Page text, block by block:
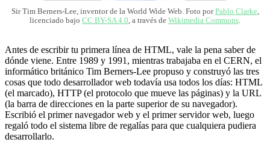
Sir Tim Berners-Lee, inventor de la World Wide Web. Foto porPablo Clarke,
licenciado bajo CC BY-SA 4.0, a través de Wikimedia Commons.
Antes de escribir tu primera línea de HTML, vale la pena saber de
dónde viene. Entre 1989 y 1991, mientras trabajaba en el CERN, el
informático británico Tim Berners-Lee propuso y construyó las tres
cosas que todo desarrollador web todavía usa todos los días: HTML
(el marcado), HTTP (el protocolo que mueve las páginas) y la URL
(la barra de direcciones en la parte superior de su navegador).
Escribió el primer navegador web y el primer servidor web, luego
regaló todo el sistema libre de regalías para que cualquiera pudiera
desarrollarlo.